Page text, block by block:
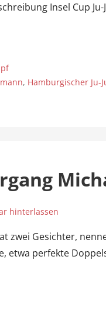
Insel Cup Ju-
, Hamburgischer Ju-
hinterlassen
zwei Gesichter,
etwa perfekte